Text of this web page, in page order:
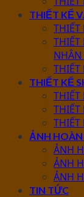
THIẾT KẾ
THIẾT
THIẾT
NHÂN
THIẾT
THIẾT KẾ
THIẾT
THIẾT
THIẾT
ẢNH
ẢNH
ẢNH
ẢNH
TIN TỨC